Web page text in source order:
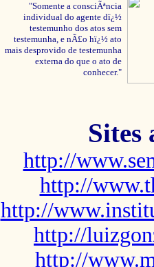
"Somente a consciÃªncia
individual do agente dï¿½
testemunho dos atos sem
testemunha, e nÃ£o hï¿½ ato
mais desprovido de testemunha
externa do que o ato de
conhecer."
Sites
http://
http://
http://
http://
http://